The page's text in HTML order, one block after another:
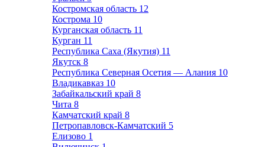
Костромская область 12
Кострома 10
Курганская область 11
Курган 11
Республика Саха (Якутия) 11
Якутск 8
Республика Северная Осетия — Алания 10
Владикавказ 10
Забайкальский край 8
Чита 8
Камчатский край 8
Петропавловск-Камчатский 5
Елизово 1